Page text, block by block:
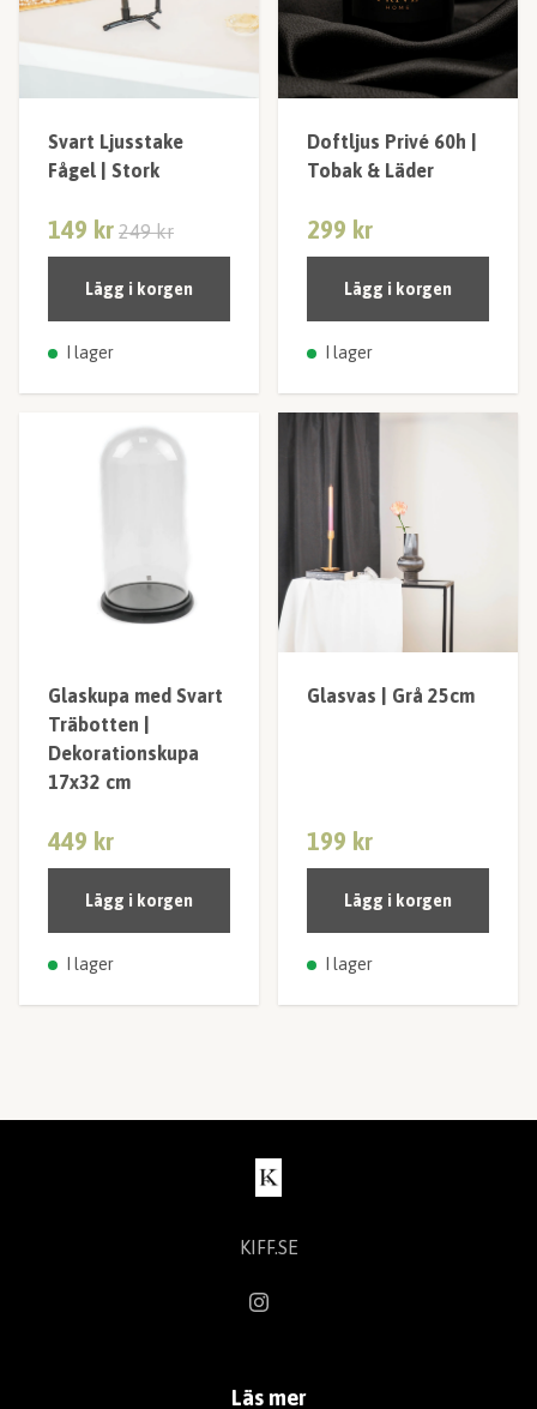
Svart Ljusstake
Fågel | Stork
149 kr 249 kr
Lägg i korgen
I lager
Doftljus Privé 60h |
Tobak & Läder
299 kr
Lägg i korgen
I lager
Glaskupa med Svart
Träbotten |
Dekorationskupa
17x32 cm
449 kr
Lägg i korgen
I lager
Glasvas | Grå 25cm
199 kr
Lägg i korgen
I lager
KIFF.SE
Läs mer